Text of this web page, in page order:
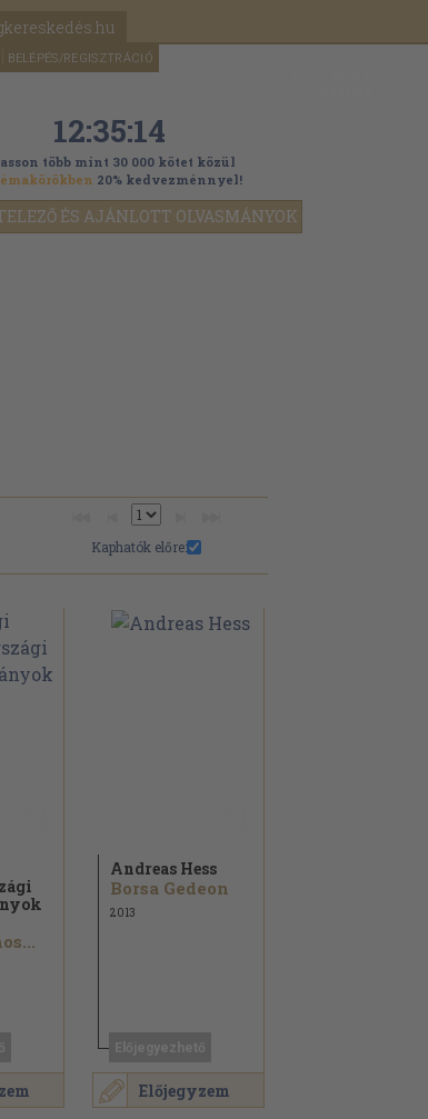
BELÉPÉS/REGISZTRÁCIÓ
ÉS AJÁNLOTT OLVASMÁNYOK
12:35:13
több mint 30 000 kötet közül
20% kedvezménnyel!
Kaphatók előre:
Előjegyzem
Andreas Hess
Borsa Gedeon
2013